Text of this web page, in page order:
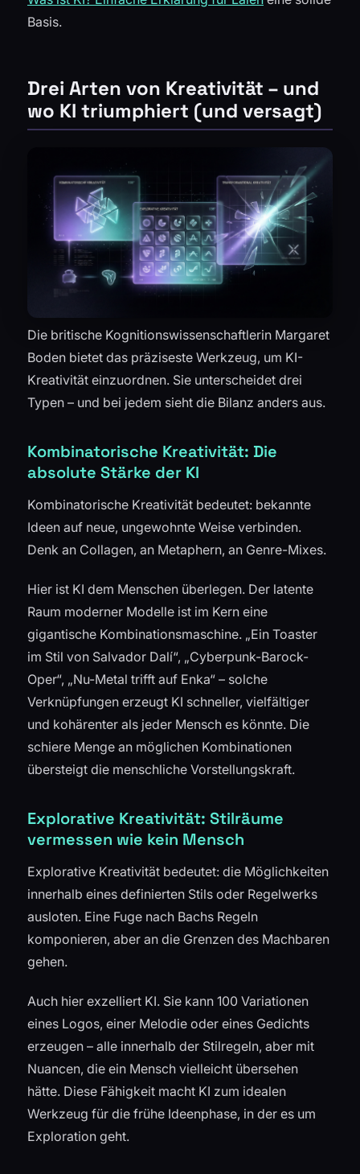
Basis.
Drei Arten von Kreativität – und
wo KI triumphiert (und versagt)
Die britische Kognitionswissenschaftlerin Margaret
Boden bietet das präziseste Werkzeug, um KI-
Kreativität einzuordnen. Sie unterscheidet drei
Typen – und bei jedem sieht die Bilanz anders aus.
Kombinatorische Kreativität: Die
absolute Stärke der KI
Kombinatorische Kreativität bedeutet: bekannte
Ideen auf neue, ungewohnte Weise verbinden.
Denk an Collagen, an Metaphern, an Genre-Mixes.
Hier ist KI dem Menschen überlegen. Der latente
Raum moderner Modelle ist im Kern eine
gigantische Kombinationsmaschine. „Ein Toaster
im Stil von Salvador Dalí“, „Cyberpunk-Barock-
Oper“, „Nu-Metal trifft auf Enka“ – solche
Verknüpfungen erzeugt KI schneller, vielfältiger
und kohärenter als jeder Mensch es könnte. Die
schiere Menge an möglichen Kombinationen
übersteigt die menschliche Vorstellungskraft.
Explorative Kreativität: Stilräume
vermessen wie kein Mensch
Explorative Kreativität bedeutet: die Möglichkeiten
innerhalb eines definierten Stils oder Regelwerks
ausloten. Eine Fuge nach Bachs Regeln
komponieren, aber an die Grenzen des Machbaren
gehen.
Auch hier exzelliert KI. Sie kann 100 Variationen
eines Logos, einer Melodie oder eines Gedichts
erzeugen – alle innerhalb der Stilregeln, aber mit
Nuancen, die ein Mensch vielleicht übersehen
hätte. Diese Fähigkeit macht KI zum idealen
Werkzeug für die frühe Ideenphase, in der es um
Exploration geht.